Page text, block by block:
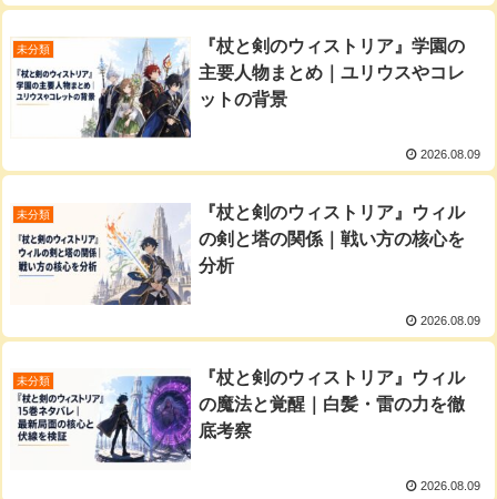
未分類
『杖と剣のウィストリア』学園の
主要人物まとめ｜ユリウスやコレ
ットの背景
2026.08.09
未分類
『杖と剣のウィストリア』ウィル
の剣と塔の関係｜戦い方の核心を
分析
2026.08.09
未分類
『杖と剣のウィストリア』ウィル
の魔法と覚醒｜白髪・雷の力を徹
底考察
2026.08.09